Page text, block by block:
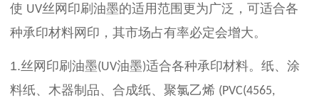
使 UV丝网印刷油墨的适用范围更为广泛，可适合各
种承印材料网印，其市场占有率必定会增大。
1.丝网印刷油墨(UV油墨)适合各种承印材料。纸、涂
料纸、木器制品、合成纸、聚氯乙烯 (PVC(4565,